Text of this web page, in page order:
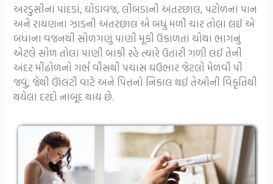
અરડુસીનાં પાંદડાં, ઘોડાવજ, લીંબડાની અંતરછાલ, પટોળનાં પાન
અને રાયણના ઝાડની અંતરછાલ એ બધું મળી ચાર તોલા લઈ એ
બધાના વજનથી સોળગણું પાણી મૂકી ઉકાળતાં ચોથા ભાગનું
એટલે સોળ તોલા પાણી બાકી રહે ત્યારે ઉતારી ગળી લઈ તેની
અંદર મીંઢોળનો ગર્ભ વીસથી પચાસ ઘઉભાર જેટલો મેળવી પી
જવું, જેથી ઊલટી વાટે અને પિત્તનો નિકાલ થઈ તેઓની વિકૃતિથી
થયેલાં દરદો નાબૂદ થાય છે.